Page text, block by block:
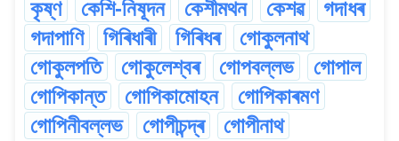
কৃষ্ণ
কেশি-নিষূদন কেশীমথন কেশৱ
গদাধৰ
গদাপাণি
গিৰিধাৰী গিৰিধৰ
গোকুলনাথ
গোকুলপতি
গোকুলেশ্বৰ গোপবল্লভ
গোপাল
গোপিকান্ত
গোপিকামোহন
গোপিকাৰমণ
গোপিনীবল্লভ
গোপীচন্দ্ৰ
গোপীনাথ